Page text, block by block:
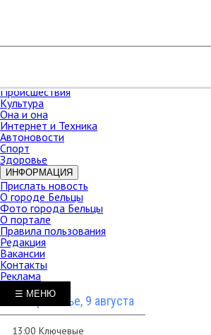
В мире
Происшествия
Культура
Она и она
Интернет и Техника
Автоновости
Спорт
Здоровье
ИНФОРМАЦИЯ
Прислать новость
О городе Бельцы
Фото города Бельцы
О портале
Правила пользования
Редакция
Вакансии
Контакты
Реклама
Воскресенье, 9 августа
13:00 Ключевые
☰ МЕНЮ